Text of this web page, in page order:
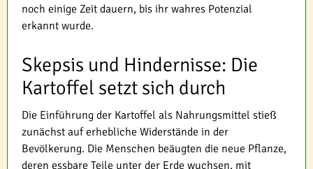
noch einige Zeit dauern, bis ihr wahres Potenzial
erkannt wurde.
Skepsis und Hindernisse: Die
Kartoffel setzt sich durch
Die Einführung der Kartoffel als Nahrungsmittel stieß
zunächst auf erhebliche Widerstände in der
Bevölkerung. Die Menschen beäugten die neue Pflanze,
deren essbare Teile unter der Erde wuchsen, mit